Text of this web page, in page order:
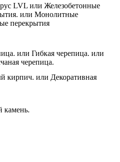
LVL или Железобетонные
или Монолитные
перекрытия
или Гибкая черепица. или
черепица.
кирпич. или Декоративная
камень.